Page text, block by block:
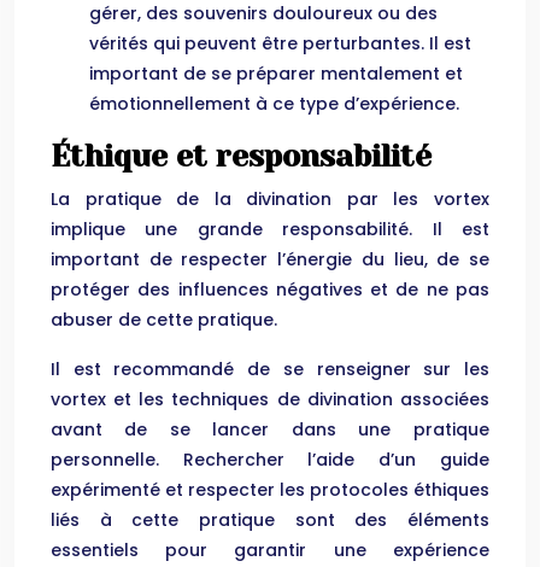
gérer, des souvenirs douloureux ou des
vérités qui peuvent être perturbantes. Il est
important de se préparer mentalement et
émotionnellement à ce type d’expérience.
Éthique et responsabilité
La pratique de la divination par les vortex
implique une grande responsabilité. Il est
important de respecter l’énergie du lieu, de se
protéger des influences négatives et de ne pas
abuser de cette pratique.
Il est recommandé de se renseigner sur les
vortex et les techniques de divination associées
avant de se lancer dans une pratique
personnelle. Rechercher l’aide d’un guide
expérimenté et respecter les protocoles éthiques
liés à cette pratique sont des éléments
essentiels pour garantir une expérience